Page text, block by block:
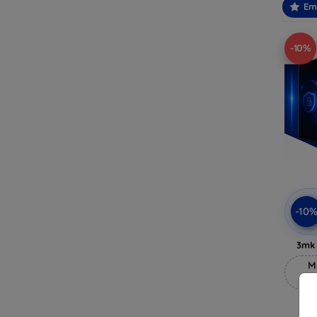
-10%
-10%